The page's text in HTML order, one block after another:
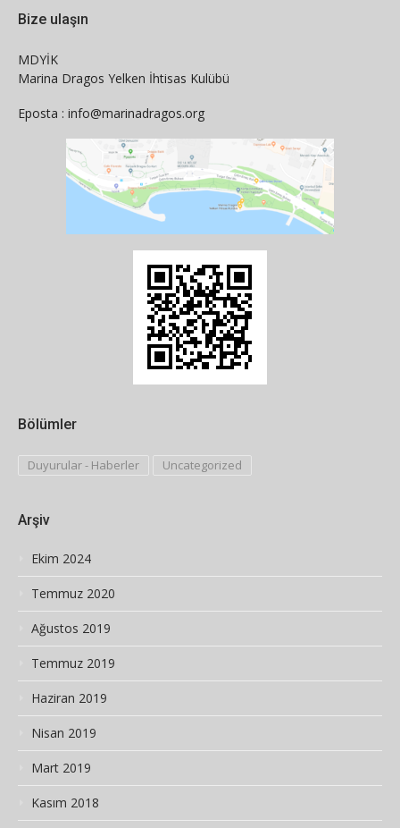
Bize ulaşın
MDYİK
Marina Dragos Yelken İhtisas Kulübü
Eposta : info@marinadragos.org
Bölümler
Duyurular - Haberler Uncategorized
Arşiv
Ekim 2024
Temmuz 2020
Ağustos 2019
Temmuz 2019
Haziran 2019
Nisan 2019
Mart 2019
Kasım 2018